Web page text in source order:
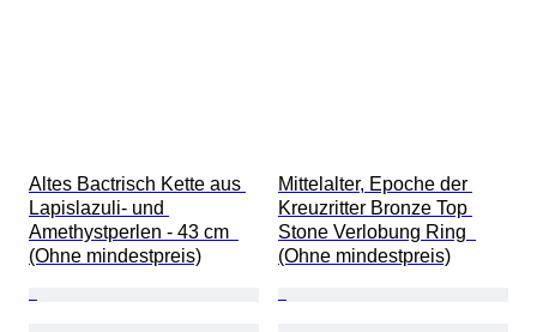
Altes Bactrisch Kette aus
Lapislazuli- und
Amethystperlen - 43 cm
(Ohne mindestpreis)
Mittelalter, Epoche der
Kreuzritter Bronze Top
Stone Verlobung Ring
(Ohne mindestpreis)